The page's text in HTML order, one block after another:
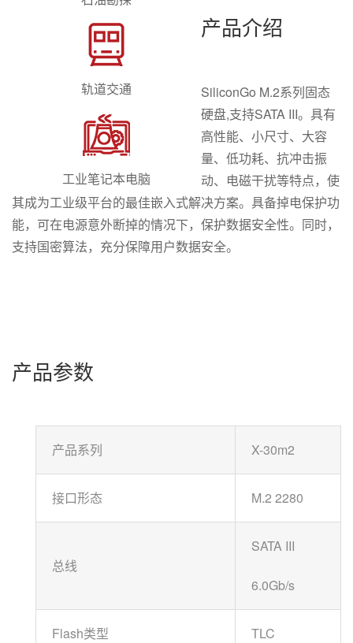
轨道交通
工业笔记本电脑
产品介绍
SiliconGo M.2系列固态
硬盘,支持SATA III。具有
高性能、小尺寸、大容
量、低功耗、抗冲击振
动、电磁干扰等特点，使
其成为工业级平台的最佳嵌入式解决方案。具备掉电保护功
能，可在电源意外断掉的情况下，保护数据安全性。同时，
支持国密算法，充分保障用户数据安全。
产品参数
产品系列 X-30m2
接口形态 M.2 2280
总线
SATA III
6.0Gb/s
Flash类型 TLC